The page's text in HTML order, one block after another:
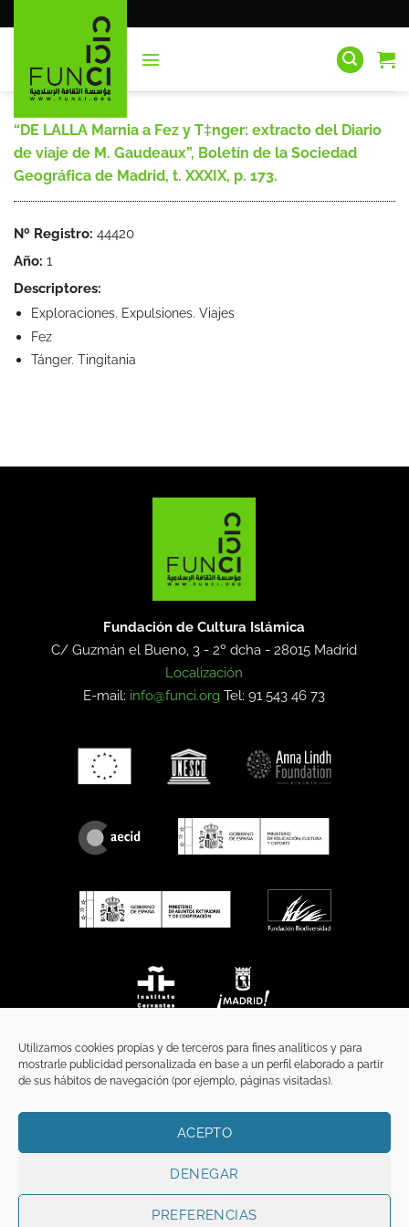
Utilizamos cookies propias y de terceros para fines analíticos y para
mostrarle publicidad personalizada en base a un perfil elaborado a partir
de sus hábitos de navegación (por ejemplo, páginas visitadas).
ACEPTO
DENEGAR
PREFERENCIAS
al
“DE LALLA Marnia a Fez y T‡nger: extracto del Diario
de viaje de M. Gaudeaux”, Boletín de la Sociedad
Geográfica de Madrid, t. XXXIX, p. 173.
Nº Registro: 44420
Año: 1
Descriptores:
Exploraciones. Expulsiones. Viajes
Fez
Tánger. Tingitania
Fundación de Cultura Islámica
C/ Guzmán el Bueno, 3 - 2º dcha -28015 Madrid
Localización
E-mail: info@funci.org Tel: 91 543 46 73
TÉRMINOS Y CONDICIONES
Copyright 2026 ©FunciFUNCI es titular de los derechos de propiedad
intelectual e industrial de este sitio web, y es también titular o tiene la